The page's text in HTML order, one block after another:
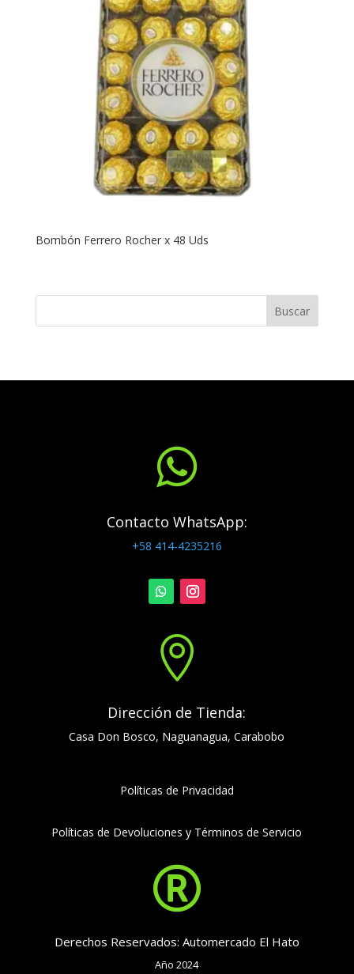
Bombón Ferrero Rocher x 48 Uds
Buscar

Contacto WhatsApp:
+58 414-4235216

Dirección de Tienda:
Casa Don Bosco, Naguanagua, Carabobo
Políticas de Privacidad
Políticas de Devoluciones y Términos de Servicio

Derechos Reservados: Automercado El Hato
Año 2024